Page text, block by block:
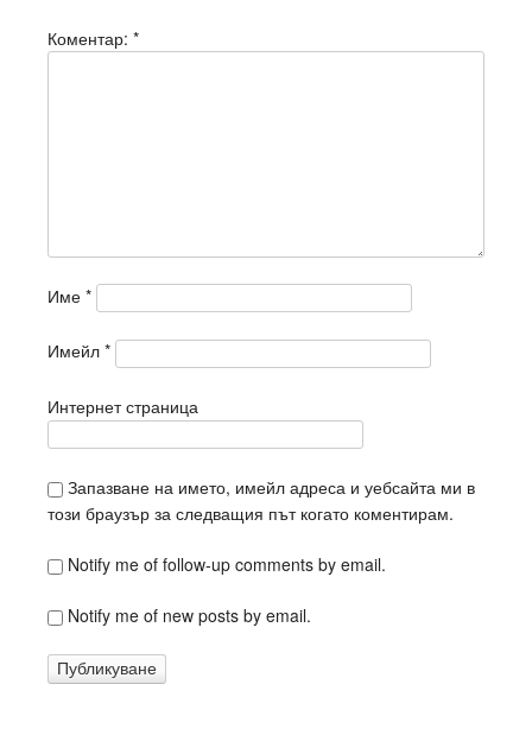
Коментар: *
Име *
Имейл *
Интернет страница
Запазване на името, имейл адреса и уебсайта ми в
този браузър за следващия път когато коментирам.
Notify me of follow-up comments by email.
Notify me of new posts by email.